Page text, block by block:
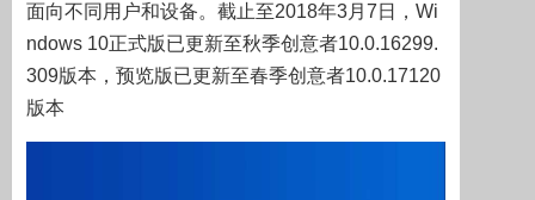
面向不同用户和设备。截止至2018年3月7日，Wi
ndows 10正式版已更新至秋季创意者10.0.16299.
309版本，预览版已更新至春季创意者10.0.17120
版本